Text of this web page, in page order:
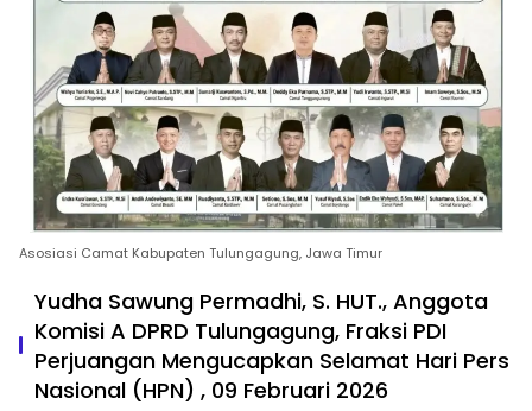
Asosiasi Camat Kabupaten Tulungagung, Jawa Timur
Yudha Sawung Permadhi, S. HUT., Anggota
Komisi A DPRD Tulungagung, Fraksi PDI
Perjuangan Mengucapkan Selamat Hari Pers
Nasional (HPN) , 09 Februari 2026